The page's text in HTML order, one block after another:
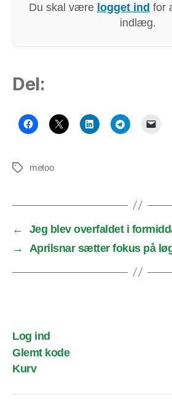
Du skal være logget ind for
indlæg.
Del:
Tags metoo
←
Jeg blev overfaldet i
→
Aprilsnar sætter fokus på
Log ind
Glemt kode
Kurv